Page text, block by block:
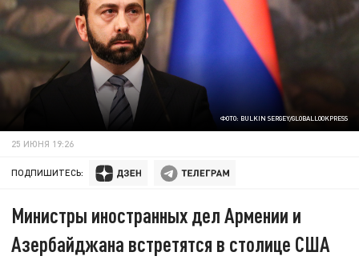
ФОТО: BULKIN SERGEY/GLOBALLOOKPRESS
25 ИЮНЯ 19:26
ПОДПИШИТЕСЬ:
Министры иностранных дел Армении и
Азербайджана встретятся в столице США